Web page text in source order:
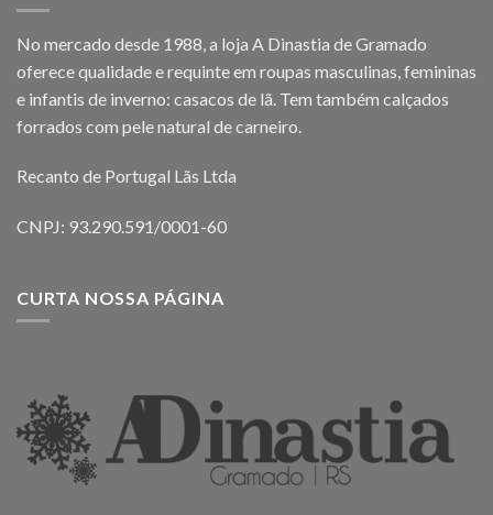
No mercado desde 1988, a loja A Dinastia de Gramado
oferece qualidade e requinte em roupas masculinas, femininas
e infantis de inverno: casacos de lã. Tem também calçados
forrados com pele natural de carneiro.
Recanto de Portugal Lãs Ltda
CNPJ: 93.290.591/0001-60
CURTA NOSSA PÁGINA